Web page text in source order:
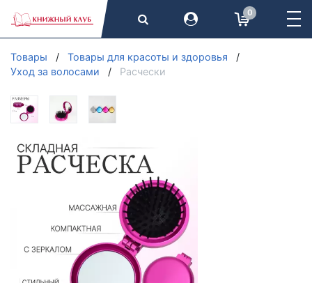
0
Товары
Товары для красоты и здоровья
Уход за волосами
Расчески